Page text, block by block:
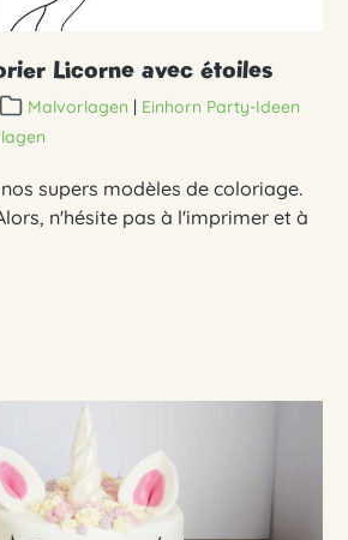
Licorne avec étoiles
Malvorlagen | Einhorn Party-Ideen
supers modèles de coloriage.
n'hésite pas à l'imprimer et à